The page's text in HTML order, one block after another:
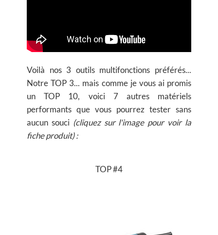
Voilà nos 3 outils multifonctions préférés...
Notre TOP 3... mais comme je vous ai promis
un TOP 10, voici 7 autres matériels
performants que vous pourrez tester sans
aucun souci (cliquez sur l'image pour voir la
fiche produit) :
TOP #4